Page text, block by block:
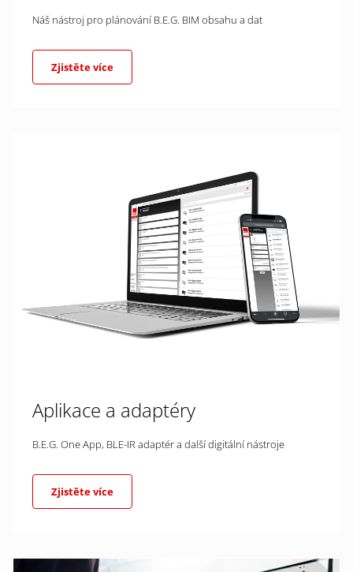
Náš nástroj pro plánování B.E.G. BIM obsahu a dat
Zjistěte více
Aplikace a adaptéry
B.E.G. One App, BLE-IR adaptér a další digitální nástroje
Zjistěte více